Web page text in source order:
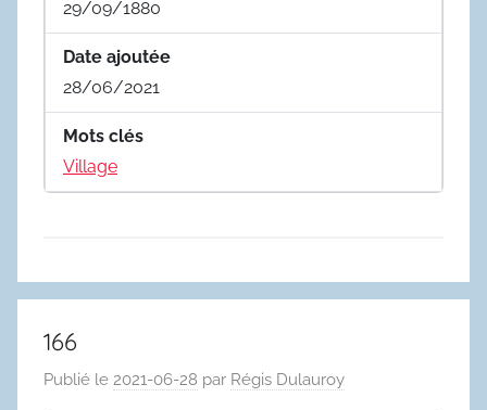
29/09/1880
Date ajoutée
28/06/2021
Mots clés
Village
166
Publié le 2021-06-28 par Régis Dulauroy